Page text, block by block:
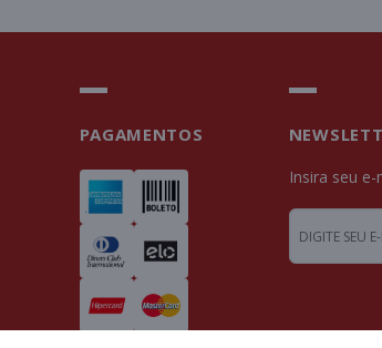
PAGAMENTOS
Insira seu